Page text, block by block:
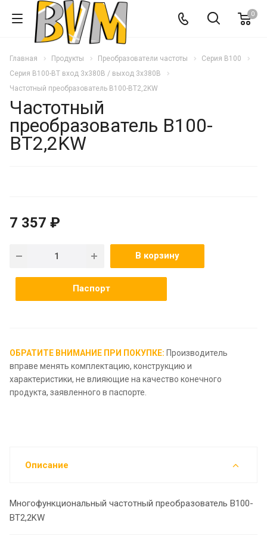
0
Главная Продукты Преобразователи частоты
Серия В100
Серия В100-BT вход 3х380В / выход 3х380В
Частотный преобразователь B100-BT2,2KW
Частотный
преобразователь B100-
BT2,2KW
7 357 ₽
В корзину
Паспорт
ОБРАТИТЕ ВНИМАНИЕ ПРИ ПОКУПКЕ: Производитель
вправе менять комплектацию, конструкцию и
характеристики, не влияющие на качество конечного
продукта, заявленного в паспорте.
Описание
Многофункциональный частотный преобразователь B100-
BT2,2KW